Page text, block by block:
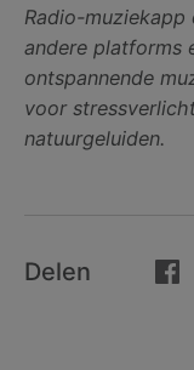
Radio-muziekapp
andere platforms
ontspannende
voor
natuurgeluiden.
Delen